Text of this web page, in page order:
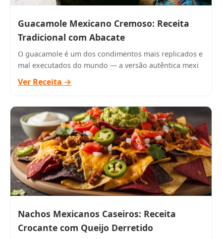
Guacamole Mexicano Cremoso: Receita
Tradicional com Abacate
O guacamole é um dos condimentos mais replicados e
mal executados do mundo — a versão autêntica mexi
Ver Receita →
Nachos Mexicanos Caseiros: Receita
Crocante com Queijo Derretido